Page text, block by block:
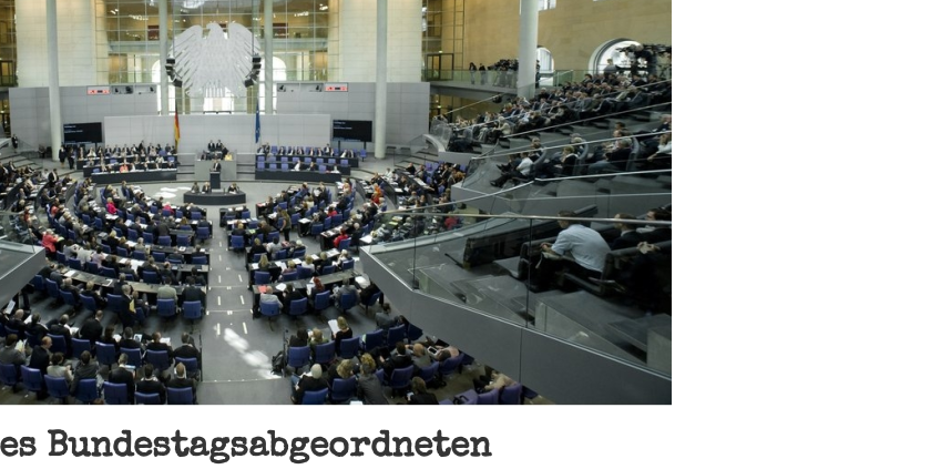
Bundestagsabgeordneten